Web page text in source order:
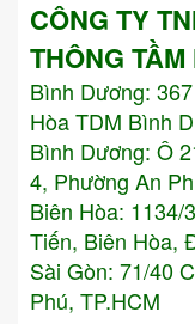
CÔNG TY
THÔNG
Bình Dương:
Hòa TDM Bình
Bình Dương: Ô
4, Phường An
Biên Hòa: 1134/
Tiến, Biên Hòa,
Sài Gòn: 71/40
Phú, TP.HCM